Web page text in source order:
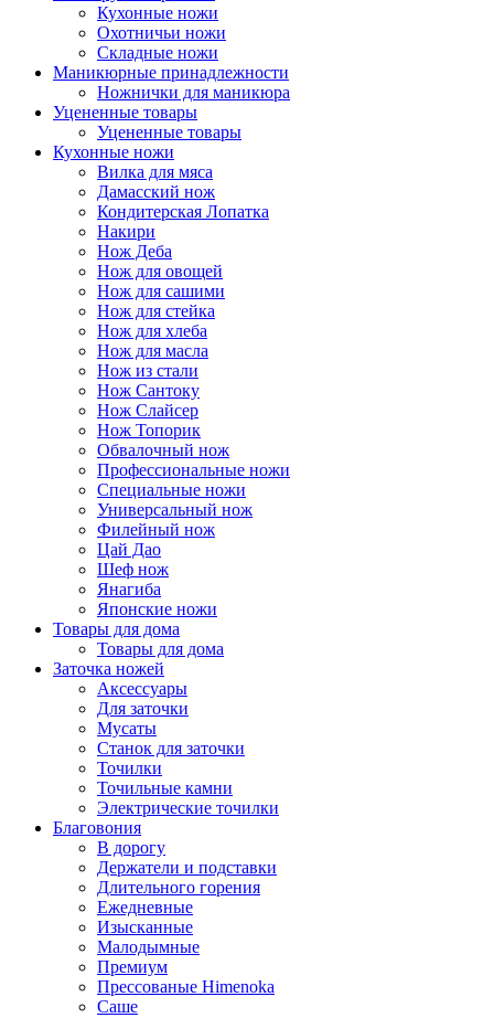
Кухонные ножи
Охотничьи ножи
Складные ножи
Маникюрные принадлежности
Ножнички для маникюра
Уцененные товары
Уцененные товары
Кухонные ножи
Вилка для мяса
Дамасский нож
Кондитерская Лопатка
Накири
Нож Деба
Нож для овощей
Нож для сашими
Нож для стейка
Нож для хлеба
Нож для масла
Нож из стали
Нож Сантоку
Нож Слайсер
Нож Топорик
Обвалочный нож
Профессиональные ножи
Специальные ножи
Универсальный нож
Филейный нож
Цай Дао
Шеф нож
Янагиба
Японские ножи
Товары для дома
Товары для дома
Заточка ножей
Аксессуары
Для заточки
Мусаты
Станок для заточки
Точилки
Точильные камни
Электрические точилки
Благовония
В дорогу
Держатели и подставки
Длительного горения
Ежедневные
Изысканные
Малодымные
Премиум
Прессованые Himenoka
Саше